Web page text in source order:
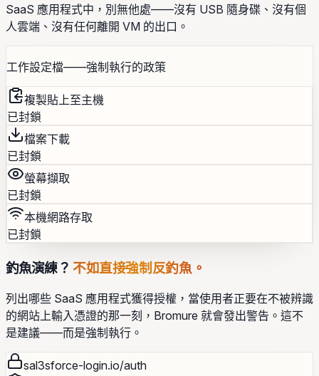
SaaS 應用程式中，別無他處——沒有 USB 隨身碟、沒有個
人雲端、沒有任何離開 VM 的出口。
工作設定檔——強制執行的政策
複製貼上至主機
已封鎖
檔案下載
已封鎖
螢幕擷取
已封鎖
本機網路存取
已封鎖
釣魚演練？ 不如直接強制反釣魚。
列出哪些 SaaS 應用程式獲得授權，當使用者正要在不被辨識
的網站上輸入憑證的那一刻，Bromure 就會發出警告。這不
是建議——而是強制執行。
sal3sforce-login.io/auth